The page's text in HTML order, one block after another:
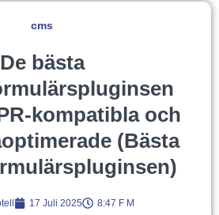
cms
De bästa
kompatibla och
(Bästa
17 Juli 2025 8:47 F M